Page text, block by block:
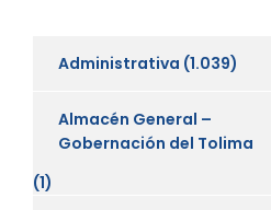
Administrativa (1.039)
Almacén General –
Gobernación del Tolima
(1)